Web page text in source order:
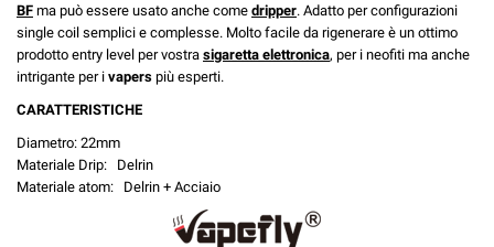
BF ma può essere usato anche come dripper. Adatto per configurazioni
single coil semplici e complesse. Molto facile da rigenerare è un ottimo
prodotto entry level per vostra sigaretta elettronica, per i neofiti ma anche
intrigante per i vapers più esperti.
CARATTERISTICHE
Diametro: 22mm
Materiale Drip: Delrin
Materiale atom: Delrin + Acciaio